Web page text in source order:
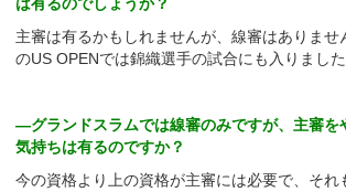
主審は有るかもしれませんが、線審はありませ
のUS OPENでは錦織選手の試合にも入りました
—グランドスラムでは線審のみですが、主審を
気持ちは有るのですか？
今の資格より上の資格が主審には必要で、それ